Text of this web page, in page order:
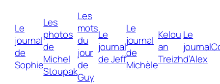
contenu
Le
journal
de
Sophie
Les
photos
de
Michel
Stoupak
Les
mots
du
jour
de
Guy
Le
journal
de Jeff
Le
journal
de
Michèle
Kelou
an
Treizh
Le
journal
d’Alex